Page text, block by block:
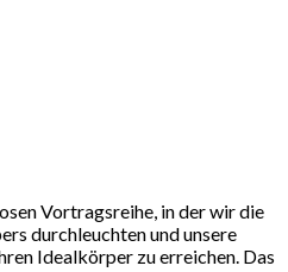
Vortragsreihe, in der wir die
durchleuchten und unsere
Idealkörper zu erreichen. Das